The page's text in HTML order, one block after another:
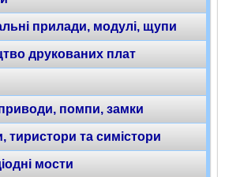
прилади, модулі, щупи
друкованих плат
помпи, замки
тиристори та симістори
мости